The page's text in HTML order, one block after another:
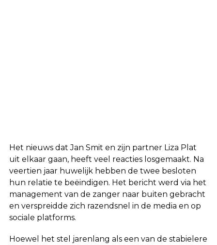
Het nieuws datJan Smit en zijn partner Liza Plat
uit elkaar gaan, heeft veel reacties losgemaakt. Na
veertien jaar huwelijk hebben de twee besloten
hun relatie te beëindigen. Het bericht werd via het
management van de zanger naar buiten gebracht
en verspreidde zich razendsnel in de media en op
sociale platforms.
Hoewel het stel jarenlang als een van de stabielere